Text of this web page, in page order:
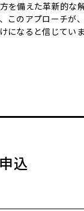
を備えた革新的な
このアプローチが
になると信じてい
込